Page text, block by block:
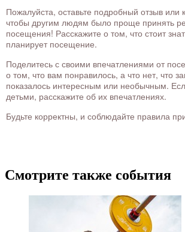
Пожалуйста, оставьте подробный отзыв или
чтобы другим людям было проще принять
посещения! Расскажите о том, что стоит
планирует посещение.
Поделитесь с своими впечатлениями от
о том, что вам понравилось, а что нет, что
показалось интересным или необычным.
детьми, расскажите об их впечатлениях.
Будьте корректны, и соблюдайте правила
Смотрите также события